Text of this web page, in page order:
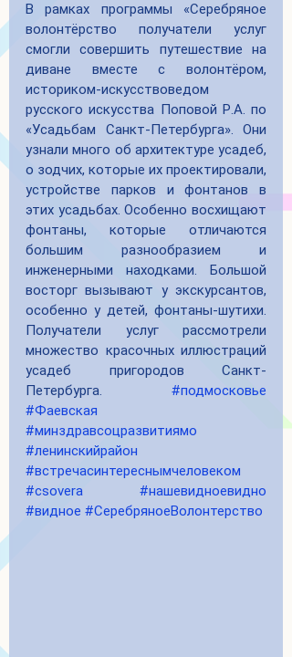
В рамках программы «Серебряное
волонтёрство получатели услуг
смогли совершить путешествие на
диване вместе с волонтёром,
историком-искусствоведом
русского искусства Поповой Р.А. по
«Усадьбам Санкт-Петербурга». Они
узнали много об архитектуре усадеб,
о зодчих, которые их проектировали,
устройстве парков и фонтанов в
этих усадьбах. Особенно восхищают
фонтаны, которые отличаются
большим разнообразием и
инженерными находками. Большой
восторг вызывают у экскурсантов,
особенно у детей, фонтаны-шутихи.
Получатели услуг рассмотрели
множество красочных иллюстраций
усадеб пригородов Санкт-
Петербурга. #подмосковье
#Фаевская
#минздравсоцразвитиямо
#ленинскийрайон
#встречасинтереснымчеловеком
#csovera
#нашевидноевидно
#видное #СеребряноеВолонтерство